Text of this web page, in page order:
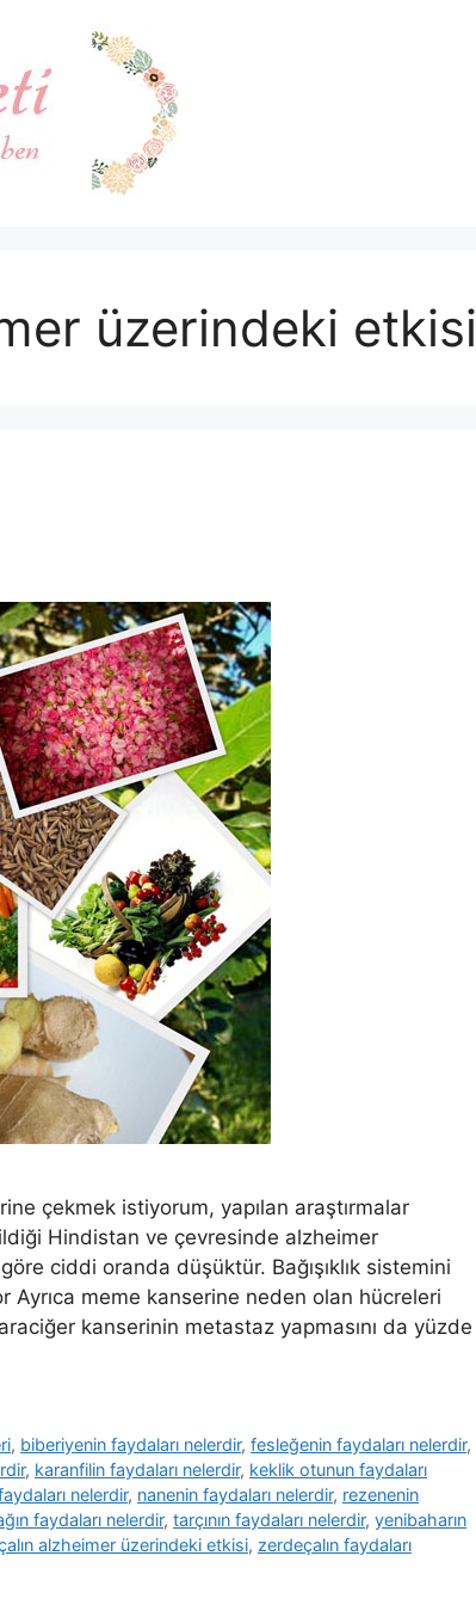
üzerindeki etkisi
çekmek istiyorum, yapılan araştırmalar
Hindistan ve çevresinde alzheimer
ciddi oranda düşüktür. Bağışıklık sistemini
Ayrıca meme kanserine neden olan hücreleri
kanserinin metastaz yapmasını da yüzde
, biberiyenin faydaları nelerdir,fesleğenin faydaları nelerdir,
, karanfilin faydaları nelerdir, keklik otunun faydaları
nelerdir, nanenin faydaları nelerdir, rezenenin
faydaları nelerdir, tarçının faydaları nelerdir, yenibaharın
alzheimer üzerindeki etkisi, zerdeçalın faydaları